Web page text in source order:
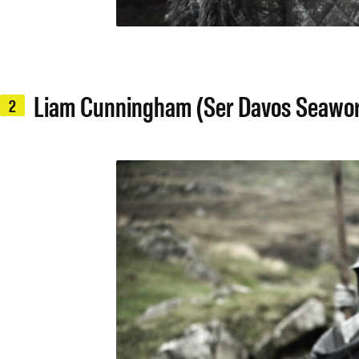
2 Liam Cunningham (Ser Davos